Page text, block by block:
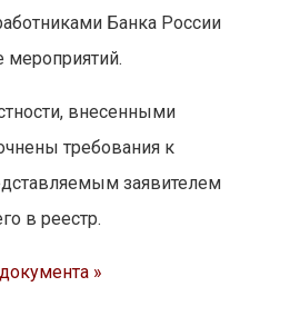
Банка России
внесенными
требования к
заявителем
в реестр.
»